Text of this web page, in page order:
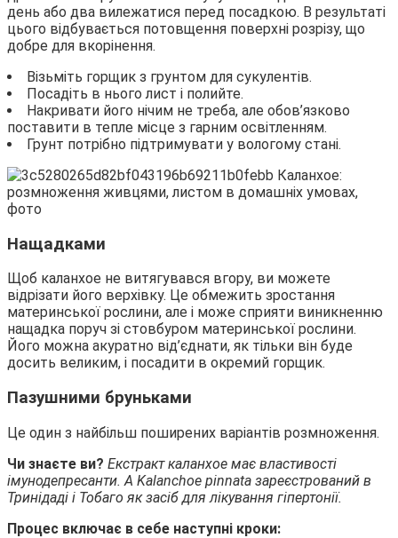
день або два вилежатися перед посадкою. В результаті
цього відбувається потовщення поверхні розрізу, що
добре для вкорінення.
Візьміть горщик з грунтом для сукулентів.
Посадіть в нього лист і полийте.
Накривати його нічим не треба, але обов’язково
поставити в тепле місце з гарним освітленням.
Грунт потрібно підтримувати у вологому стані.
Нащадками
Щоб каланхое не витягувався вгору, ви можете
відрізати його верхівку. Це обмежить зростання
материнської рослини, але і може сприяти виникненню
нащадка поруч зі стовбуром материнської рослини.
Його можна акуратно від’єднати, як тільки він буде
досить великим, і посадити в окремий горщик.
Пазушними бруньками
Це один з найбільш поширених варіантів розмноження.
Чи знаєте ви? Екстракт каланхое має властивості
імунодепресанти. А Kalanchoe pinnata зареєстрований в
Тринідаді і Тобаго як засіб для лікування гіпертонії.
Процес включає в себе наступні кроки: